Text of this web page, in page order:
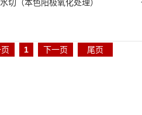
切（本色阳极氧化处理）
页 1 下一页 尾页